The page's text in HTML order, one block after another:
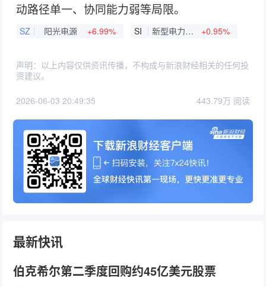
动路径单一、协同能力弱等局限。
SZ 阳光电源 +6.99% SI 新型电力系统 +0.95%
声明：以上内容仅供资讯传播，不构成与新浪财经相关的任何投
资建议。
2026-06-03 20:49:35 443.79万 阅读
最新快讯
伯克希尔第二季度回购约45亿美元股票